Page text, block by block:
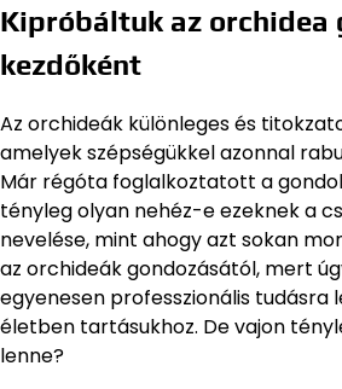
Kipróbáltuk az orchidea
kezdőként
Az orchideák különleges és
amelyek szépségükkel azonnal
Már régóta foglalkoztatott a
tényleg olyan nehéz-e ezeknek a
nevelése, mint ahogy azt sokan
az orchideák gondozásától, mert
egyenesen professzionális tudásra
életben tartásukhoz. De vajon
lenne?